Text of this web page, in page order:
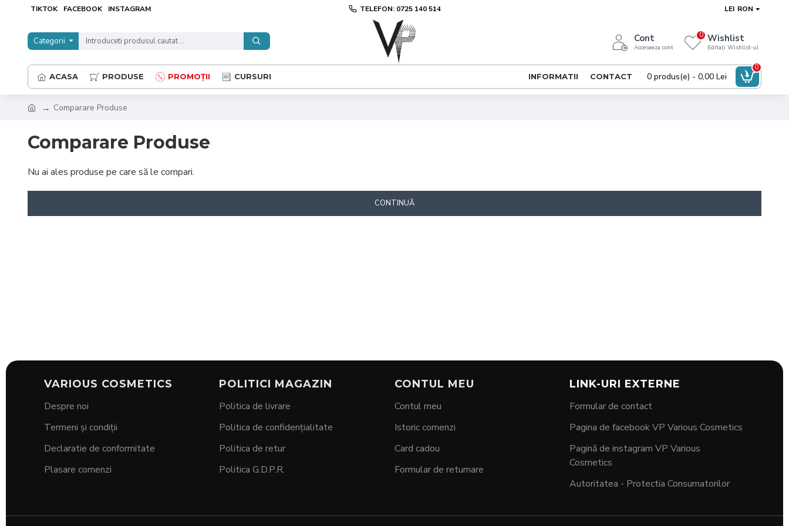
TIKTOK FACEBOOK INSTAGRAM TELEFON: 0725 140 514 LEI RON
Categorii Cont
Acceseaza cont
Wishlist
Editați Wishlist-ul
0
ACASA PRODUSE PROMOȚII CURSURI INFORMATII CONTACT 0 produs(e) - 0,00 Lei
0
Comparare Produse
Comparare Produse
Nu ai ales produse pe care să le compari.
CONTINUĂ
VARIOUS COSMETICS
Despre noi
Termeni și condiții
Declaratie de conformitate
Plasare comenzi
POLITICI MAGAZIN
Politica de livrare
Politica de confidențialitate
Politica de retur
Politica G.D.P.R.
CONTUL MEU
Contul meu
Istoric comenzi
Card cadou
Formular de returnare
LINK-URI EXTERNE
Formular de contact
Pagina de facebook VP Various Cosmetics
Pagină de instagram VP Various
Cosmetics
Autoritatea - Protectia Consumatorilor